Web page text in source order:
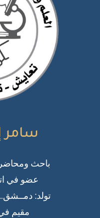
سامر
باحث
عضو في
تولد: دمــشق…
مقيم